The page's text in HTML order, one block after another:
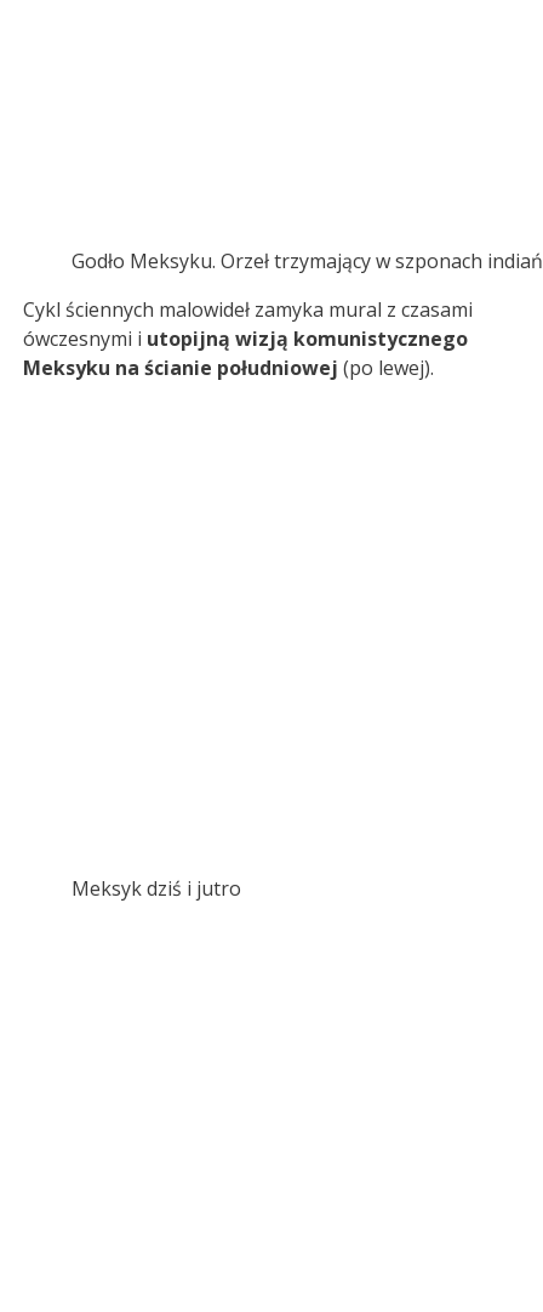
Godło Meksyku. Orzeł trzymający w szponach
Cykl ściennych malowideł zamyka mural z czasami
ówczesnymi i utopijną wizją komunistycznego
Meksyku na ścianie południowej (po lewej).
Meksyk dziś i jutro